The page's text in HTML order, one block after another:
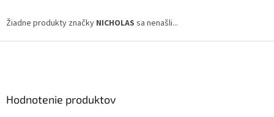
Žiadne produkty značky NICHOLAS sa nenašli...
Hodnotenie produktov